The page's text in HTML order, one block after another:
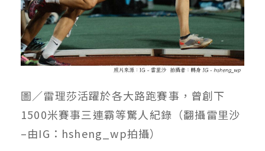
圖／雷理莎活躍於各大路跑賽事，曾創下
1500米賽事三連霸等驚人紀錄（翻攝雷里沙
–由IG：hsheng_wp拍攝）